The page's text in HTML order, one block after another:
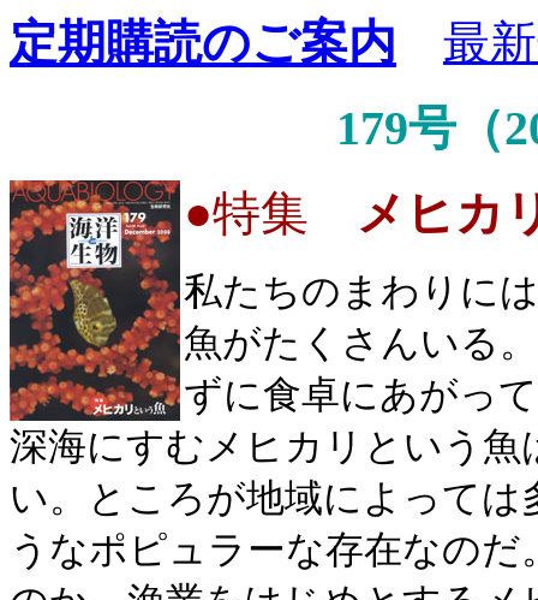
定期購読のご案内 最
179号（
●特集 メヒカ
私たちのまわりに
魚がたくさんいる
ずに食卓にあがっ
深海にすむメヒカリという
い。ところが地域によって
うなポピュラーな存在なの